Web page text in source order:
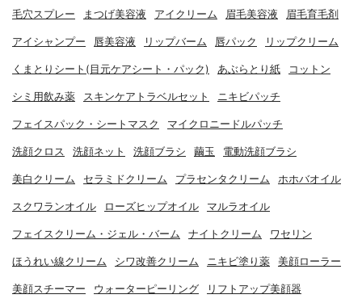
毛穴スプレー まつげ美容液 アイクリーム 眉毛美容液 眉毛育毛剤
アイシャンプー 唇美容液 リップバーム 唇パック リップクリーム
くまとりシート(目元ケアシート・パック) あぶらとり紙 コットン
シミ用飲み薬 スキンケアトラベルセット ニキビパッチ
フェイスパック・シートマスク マイクロニードルパッチ
洗顔クロス 洗顔ネット 洗顔ブラシ 繭玉 電動洗顔ブラシ
美白クリーム セラミドクリーム プラセンタクリーム ホホバオイル
スクワランオイル ローズヒップオイル マルラオイル
フェイスクリーム・ジェル・バーム ナイトクリーム ワセリン
ほうれい線クリーム シワ改善クリーム ニキビ塗り薬 美顔ローラー
美顔スチーマー ウォーターピーリング リフトアップ美顔器